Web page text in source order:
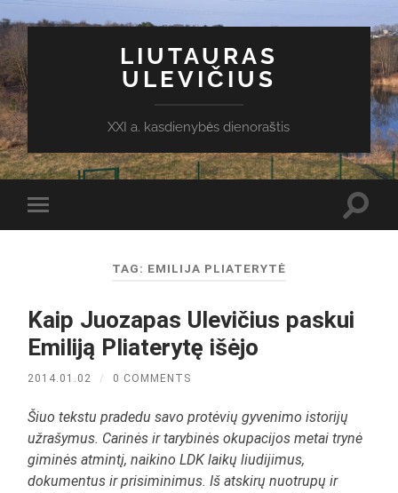
LIUTAURAS
ULEVIČIUS
XXI a. kasdienybės dienoraštis
Toggle
mobile
TAG: EMILIJA PLIATERYTĖ
Kaip Juozapas Ulevičius paskui
Emiliją Pliaterytę išėjo
2014.01.02 / 0 COMMENTS
Šiuo tekstu pradedu savo protėvių gyvenimo istorijų
užrašymus. Carinės ir tarybinės okupacijos metai trynė
giminės atmintį, naikino LDK laikų liudijimus,
dokumentus ir prisiminimus. Iš atskirų nuotrupų ir